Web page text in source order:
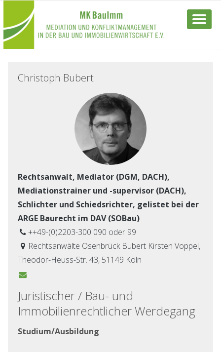
Christoph Bubert
Rechtsanwalt, Mediator (DGM, DACH),
Mediationstrainer und -supervisor (DACH),
Schlichter und Schiedsrichter, gelistet bei der
ARGE Baurecht im DAV (SOBau)
++49-(0)2203-300 090 oder 99
Rechtsanwälte Osenbrück Bubert Kirsten Voppel,
Theodor-Heuss-Str. 43, 51149 Köln
Juristischer / Bau- und
Immobilienrechtlicher Werdegang
Studium/Ausbildung